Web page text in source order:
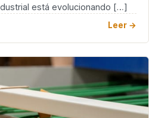
está evolucionando […]
Leer →